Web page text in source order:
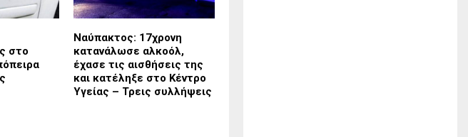
στο
Ναύπακτος: 17χρονη
κατανάλωσε αλκοόλ,
έχασε τις αισθήσεις της
και κατέληξε στο Κέντρο
Υγείας – Τρεις συλλήψεις